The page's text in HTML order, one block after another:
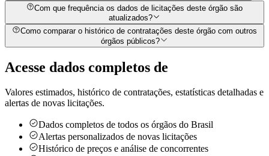
Com que frequência os dados de licitações deste órgão são
atualizados?
Como comparar o histórico de contratações deste órgão com outros
órgãos públicos?
Acesse dados completos de
Valores estimados, histórico de contratações, estatísticas detalhadas e
alertas de novas licitações.
Dados completos de todos os órgãos do Brasil
Alertas personalizados de novas licitações
Histórico de preços e análise de concorrentes